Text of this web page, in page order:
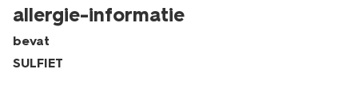
allergie-informatie
bevat
SULFIET